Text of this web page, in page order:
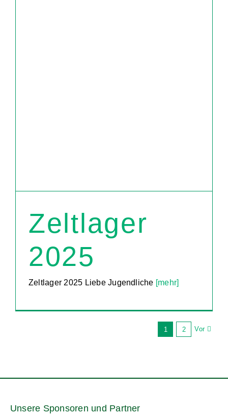
Zeltlager
2025
Zeltlager 2025 Liebe Jugendliche [mehr]
1 2 Vor
Unsere Sponsoren und Partner